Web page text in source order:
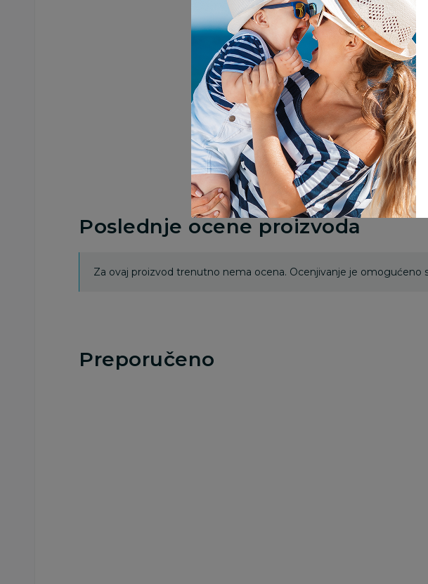
Poslednje ocene proizvoda
Za ovaj proizvod trenutno nema ocena. Ocenjivanje je omogućeno
Preporučeno